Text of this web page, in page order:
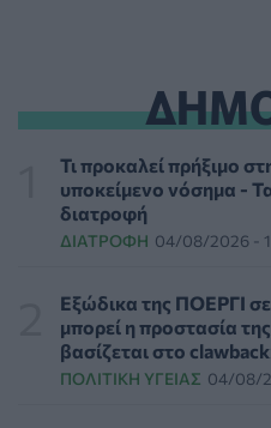
Διαβητική
κίνδυνος για την όραση
HEALTH TALK 06/08/2026 -
Γιατί οι γιατροί
ΥΓΕΊΑ 06/08/2026 - 17:01
Γιαννάκος: Πρωτοφανής
Ζακύνθου -
Τι προκαλεί πρήξιμο
υποκείμενο νόσημα -
διατροφή
ΔΙΑΤΡΟΦΉ 04/08/2026 -
Εξώδικα της ΠΟΕΡΓΙ
μπορεί η προστασία
βασίζεται στο
ΠΟΛΙΤΙΚΉ ΥΓΕΊΑΣ 04/08/